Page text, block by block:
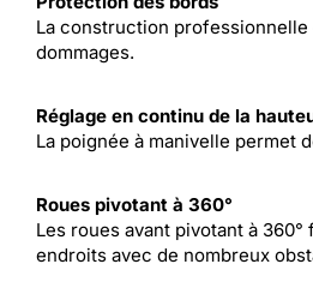
La construction
dommages.
Réglage en continu de la
La poignée à manivelle permet
Roues pivotant à 360°
Les roues avant pivotant à
endroits avec de nombreux